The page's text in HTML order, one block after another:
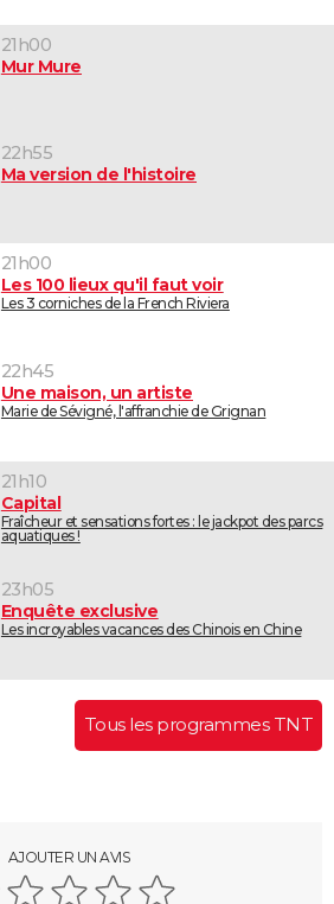
21h00
Mur Mure
22h55
Ma version de l'histoire
21h00
Les 100 lieux qu'il faut voir
Les 3 corniches de la French Riviera
22h45
Une maison, un artiste
Marie de Sévigné, l'affranchie de Grignan
21h10
Capital
Fraîcheur et sensations fortes : le jackpot des parcs
aquatiques !
23h05
Enquête exclusive
Les incroyables vacances des Chinois en Chine
Tous les programmes TNT
AJOUTER UN AVIS